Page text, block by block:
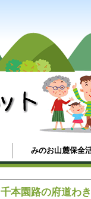
みのお山麓保全
千本園路の府道わ